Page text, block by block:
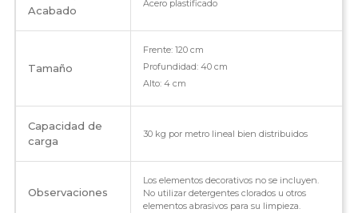
Acabado
Acero plastificado
Tamaño
Frente: 120 cm
Profundidad: 40 cm
Alto: 4 cm
Capacidad de
carga
30 kg por metro lineal bien distribuidos
Observaciones
Los elementos decorativos no se incluyen.
No utilizar detergentes clorados u otros
elementos abrasivos para su limpieza.